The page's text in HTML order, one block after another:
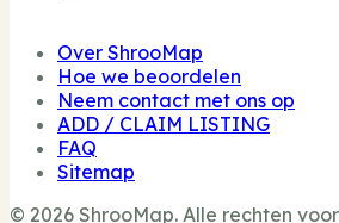
Over ShrooMap
Hoe we beoordelen
Neem contact met ons op
ADD / CLAIM LISTING
FAQ
Sitemap
© 2026 ShrooMap. Alle rechten